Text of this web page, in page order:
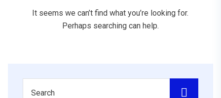
It seems we can’t find what you’re looking for.
Perhaps searching can help.